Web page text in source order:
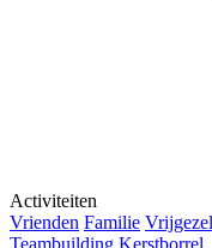
Activiteiten
Vrienden Familie
Teambuilding Kerstborrel